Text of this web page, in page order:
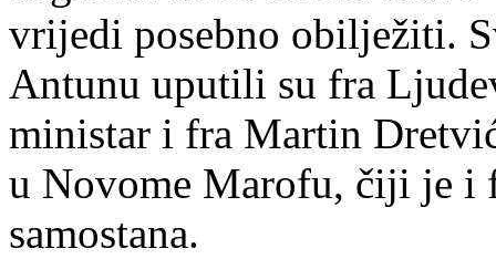
vrijedi posebno obilježiti.
Antunu uputili su fra
ministar i fra Martin
u Novome Marofu, čiji je i
samostana.